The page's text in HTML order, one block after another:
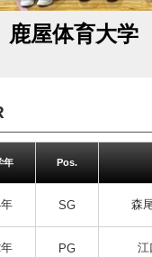
鹿屋体育大学
年 Pos.
SG 森
PG 江